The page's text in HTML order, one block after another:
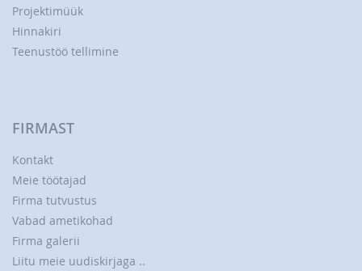
Projektimüük
Hinnakiri
Teenustöö tellimine
FIRMAST
Kontakt
Meie töötajad
Firma tutvustus
Vabad ametikohad
Firma galerii
Liitu meie uudiskirjaga ..